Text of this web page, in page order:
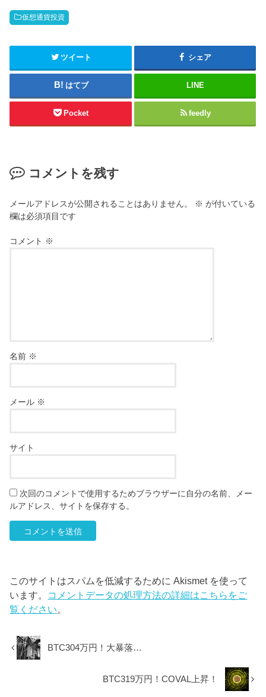
仮想通貨投資
ツイート シェア
はてブ LINE
Pocket feedly
コメントを残す
メールアドレスが公開されることはありません。 ※ が付いている
欄は必須項目です
コメント ※
名前 ※
メール ※
サイト
次回のコメントで使用するためブラウザーに自分の名前、メー
ルアドレス、サイトを保存する。
このサイトはスパムを低減するために Akismet を使って
います。 コメントデータの処理方法の詳細はこちらをご
覧ください。
BTC304万円！大暴落…
BTC319万円！COVAL上昇！